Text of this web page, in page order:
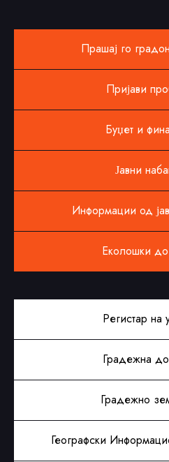
Прашај го
Пријави
Буџет и
Јавни
Информации од
Еколошки
Регистар на
Градежна
Градежно
Географски